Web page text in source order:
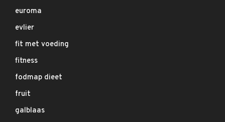
euroma
evlier
fit met voeding
fitness
fodmap dieet
fruit
galblaas